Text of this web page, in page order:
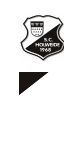
Inhalt
springen